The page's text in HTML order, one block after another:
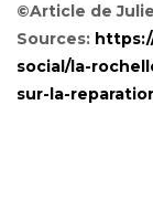
©Article de
Sources:
social/la-
sur-la-